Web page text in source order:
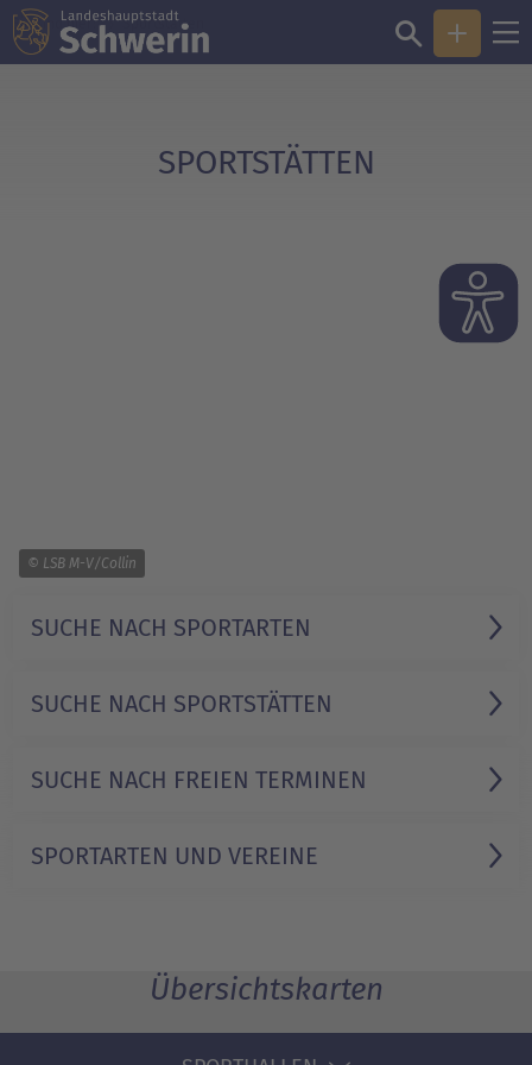
Sie sind hier: Sportstätten
SPORTSTÄTTEN
© LSB M-V/Collin
SUCHE NACH SPORTARTEN
SUCHE NACH SPORTSTÄTTEN
SUCHE NACH FREIEN TERMINEN
SPORTARTEN UND VEREINE
Übersichtskarten